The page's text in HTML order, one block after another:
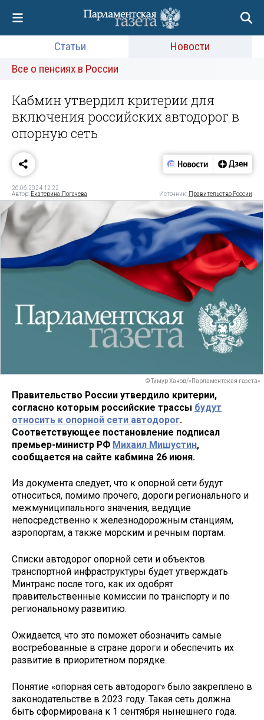
Статьи
Новости
Все о пенсиях в России
Кабмин утвердил критерии для
включения российских автодорог в
опорную сеть
26.06.2024 12:22
Автор: Екатерина Логачева Источник: Правительство России
© Тимур Ханов/«Парламентская газета»
Правительство России утвердило критерии,
согласно которым российские трассы будут
относить к опорной сети автодорог.
Соответствующее постановление подписал
премьер-министр РФ Михаил Мишустин,
сообщается на сайте кабмина 26 июня.
Из документа следует, что к опорной сети будут
относиться, помимо прочего, дороги регионального и
межмуниципального значения, ведущие
непосредственно к железнодорожным станциям,
аэропортам, а также морским и речным портам.
Списки автодорог опорной сети и объектов
транспортной инфраструктуры будет утверждать
Минтранс после того, как их одобрят
правительственные комиссии по транспорту и по
региональному развитию.
Ожидается, что это поможет обозначить самые
востребованные в стране дороги и обеспечить их
развитие в приоритетном порядке.
Понятие «опорная сеть автодорог» было закреплено в
законодательстве в 2023 году. Такая сеть должна
быть сформирована к 1 сентября нынешнего года.